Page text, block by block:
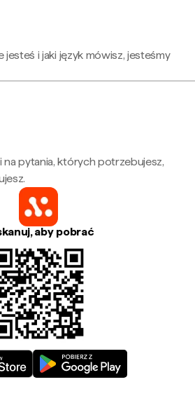
i jaki język mówisz, jesteśmy
pytania, których potrzebujesz,
aby pobrać